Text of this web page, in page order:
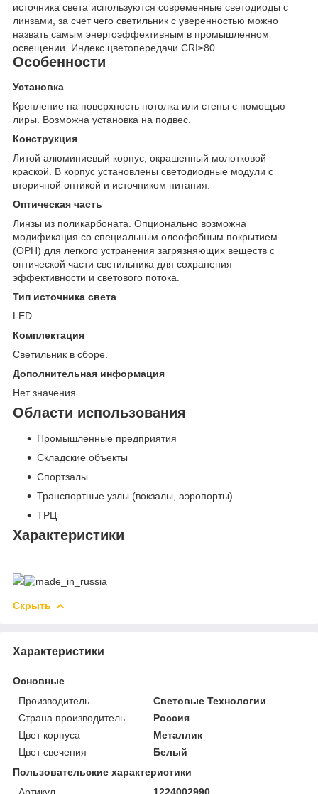
источника света используются современные светодиоды с
линзами, за счет чего светильник с уверенностью можно
назвать самым энергоэффективным в промышленном
освещении. Индекс цветопередачи CRI≥80.
Особенности
Установка
Крепление на поверхность потолка или стены с помощью
лиры. Возможна установка на подвес.
Конструкция
Литой алюминиевый корпус, окрашенный молотковой
краской. В корпус установлены светодиодные модули с
вторичной оптикой и источником питания.
Оптическая часть
Линзы из поликарбоната. Опционально возможна
модификация со специальным олеофобным покрытием
(OPH) для легкого устранения загрязняющих веществ с
оптической части светильника для сохранения
эффективности и светового потока.
Тип источника света
LED
Комплектация
Светильник в сборе.
Дополнительная информация
Нет значения
Области использования
Промышленные предприятия
Складские объекты
Спортзалы
Транспортные узлы (вокзалы, аэропорты)
ТРЦ
Характеристики
Скрыть
Характеристики
Основные
Производитель
Световые Технологии
Страна производитель
Россия
Цвет корпуса
Металлик
Цвет свечения
Белый
Пользовательские характеристики